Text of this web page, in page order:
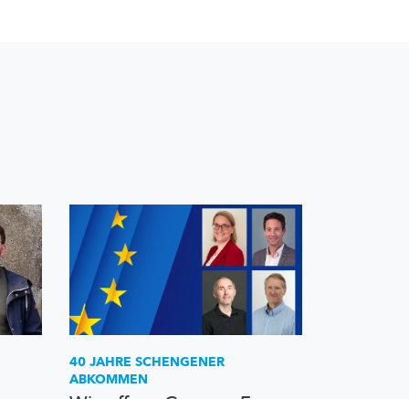
40 JAHRE SCHENGENER
ABKOMMEN